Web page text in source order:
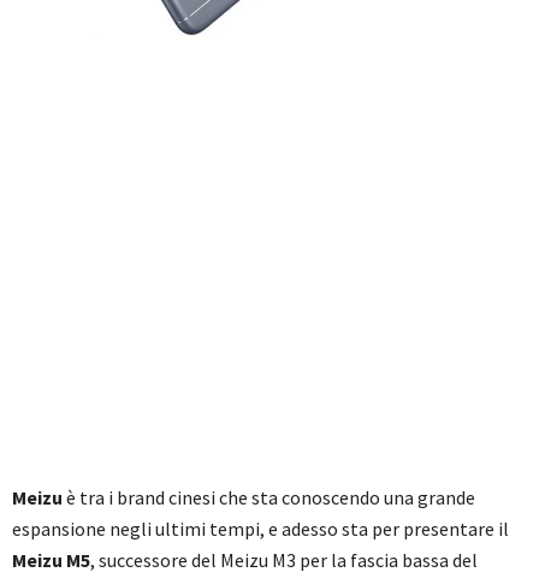
Meizu è tra i brand cinesi che sta conoscendo una grande
espansione negli ultimi tempi, e adesso sta per presentare il
Meizu M5, successore del Meizu M3 per la fascia bassa del